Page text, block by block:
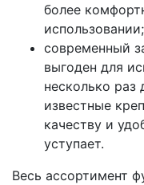
более
использовании;
современный
выгоден для
несколько
известные
качеству и
уступает.
Весь ассортимент